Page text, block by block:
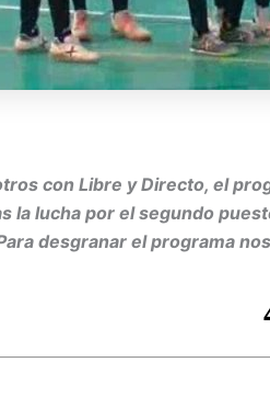
con Libre y Directo, el
la lucha por el segundo
desgranar el programa